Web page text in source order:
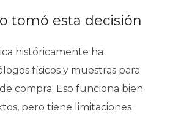
tomó esta decisión
históricamente ha
físicos y muestras para
compra. Eso funciona bien
pero tiene limitaciones